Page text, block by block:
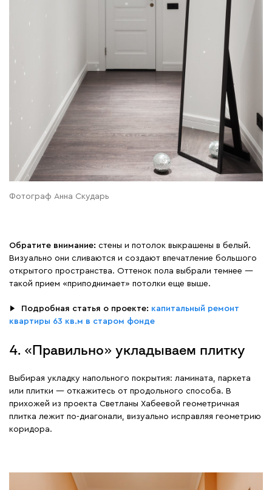
Фотограф Анна Скударь
Обратите внимание: стены и потолок выкрашены в белый.
Визуально они сливаются и создают впечатление большого
открытого пространства. Оттенок пола выбрали темнее —
такой прием «приподнимает» потолки еще выше.
▶ Подробная статья о проекте: капитальный ремонт
квартиры 63 кв.м в старом фонде
4. «Правильно» укладываем плитку
Выбирая укладку напольного покрытия: ламината, паркета
или плитки — откажитесь от продольного способа. В
прихожей из проекта Светланы Хабеевой геометричная
плитка лежит по-диагонали, визуально исправляя геометрию
коридора.